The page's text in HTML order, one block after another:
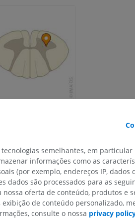
Membro inferior
PREMIUM
Radiografias do
inferior
Radiografias
GRÁTIS
semelhantes, em
informações como as
(por exemplo, endereços IP, dados
dados são processados para as
oferta de conteúdo, produtos e
de conteúdo personalizado,
consulte o nossa privacy